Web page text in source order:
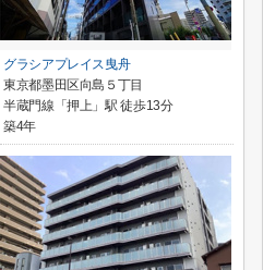
グラシアプレイス曳舟
東京都墨田区向島５丁目
半蔵門線「押上」駅 徒歩13分
築4年